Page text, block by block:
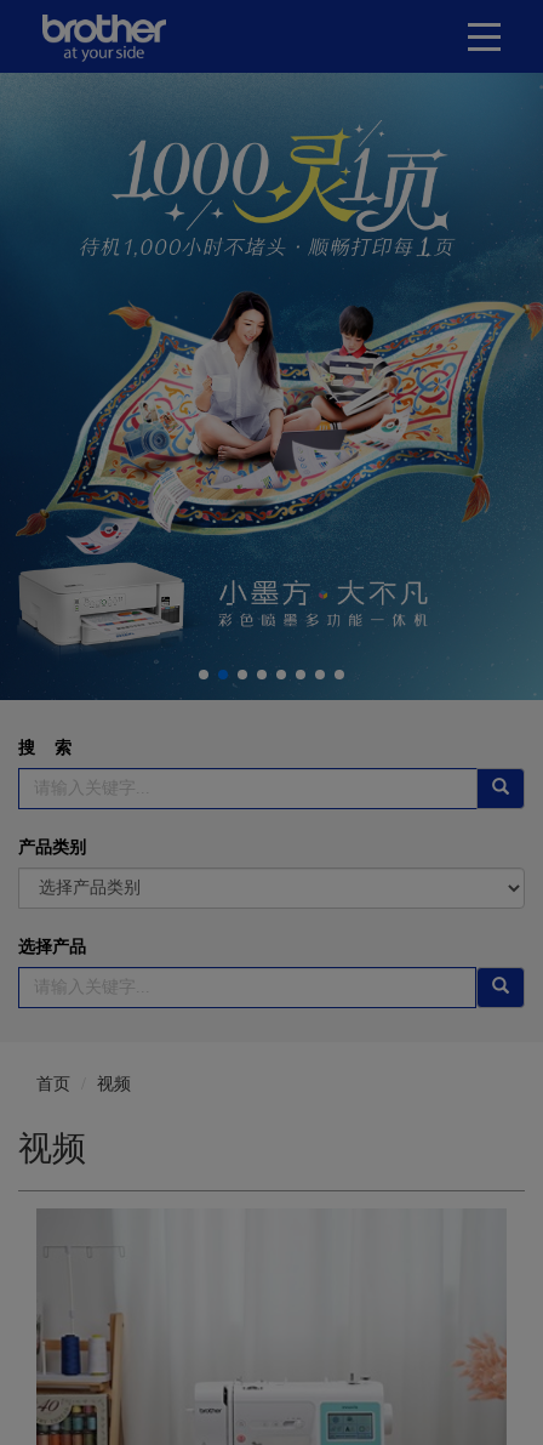
搜 索
产品类别
选择产品
首页 视频
视频